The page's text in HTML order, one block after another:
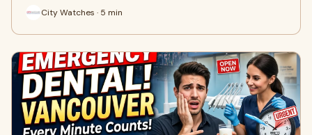
City Watches · 5 min